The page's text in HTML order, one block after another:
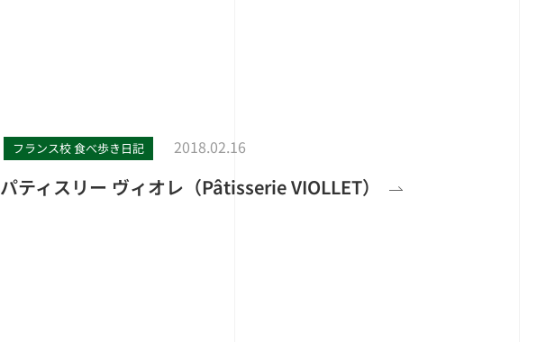
フランス校 食べ歩き日記 2018.02.16
パティスリー ヴィオレ（Pâtisserie VIOLLET）